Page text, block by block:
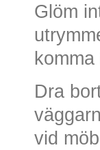
Glöm
Dra
vid